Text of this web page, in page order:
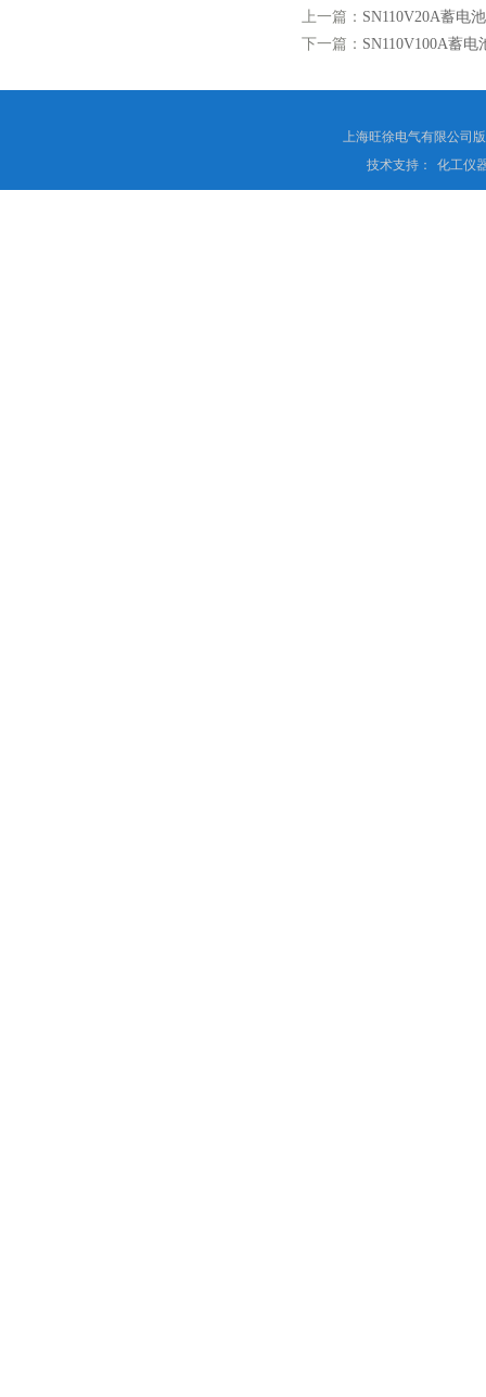
上一篇： SN110V20A蓄电
下一篇： SN110V100A蓄电
上海旺徐电气有限公司
技术支持：
化工仪